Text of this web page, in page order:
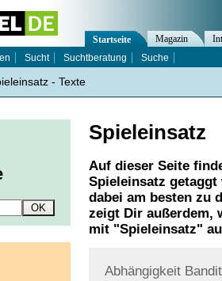
Spieleinsatz
Auf dieser Seite
Spieleinsatz getaggt
dabei am besten zu
zeigt Dir außerdem,
mit "Spieleinsatz"
Abhängigkeit Bandit
Startseite Magazin
Sucht Suchtberatung Suche
- Texte